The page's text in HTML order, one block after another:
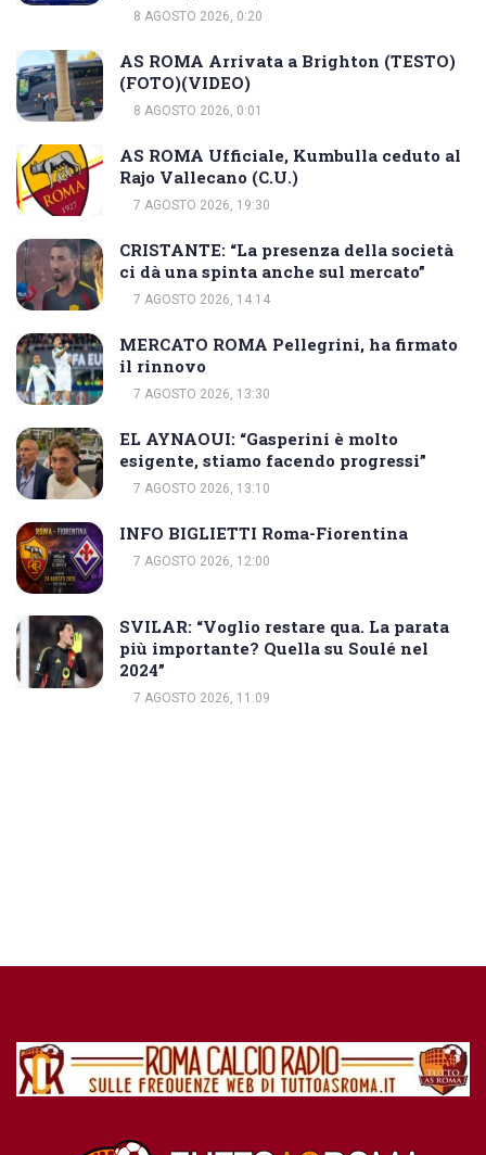
8 AGOSTO 2026, 0:20
AS ROMA Arrivata a Brighton (TESTO)
(FOTO)(VIDEO)
8 AGOSTO 2026, 0:01
AS ROMA Ufficiale, Kumbulla ceduto al
Rajo Vallecano (C.U.)
7 AGOSTO 2026, 19:30
CRISTANTE: “La presenza della società
ci dà una spinta anche sul mercato”
7 AGOSTO 2026, 14:14
MERCATO ROMA Pellegrini, ha firmato
il rinnovo
7 AGOSTO 2026, 13:30
EL AYNAOUI: “Gasperini è molto
esigente, stiamo facendo progressi”
7 AGOSTO 2026, 13:10
INFO BIGLIETTI Roma-Fiorentina
7 AGOSTO 2026, 12:00
SVILAR: “Voglio restare qua. La parata
più importante? Quella su Soulé nel
2024”
7 AGOSTO 2026, 11:09